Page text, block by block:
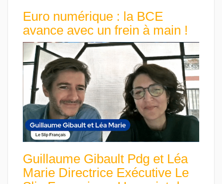
Euro numérique : la BCE
avance avec un frein à main !
Guillaume Gibault Pdg et Léa
Marie Directrice Exécutive Le